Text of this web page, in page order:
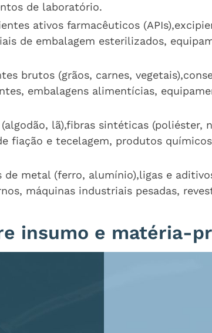
de laboratório.
ativos farmacêuticos
de embalagem esterilizados,
brutos (grãos, carnes,
embalagens alimentícias,
lã),fibras sintéticas (poliéster,
fiação e tecelagem, produtos
de metal (ferro, alumínio),ligas e
máquinas industriais pesadas,
insumo e matéria-